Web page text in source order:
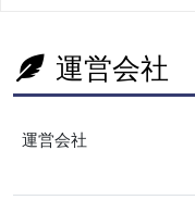
運営会社
運営会社